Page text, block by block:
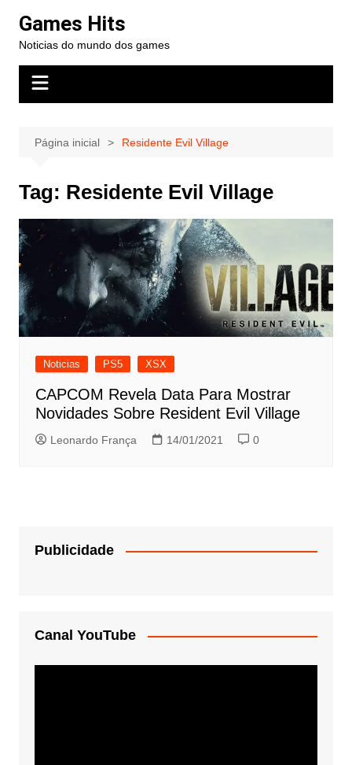
para
conteúdo
Games Hits
Noticias do mundo dos games
Página inicial Residente Evil Village
Tag: Residente Evil Village
Noticias PS5 XSX
CAPCOM Revela Data Para Mostrar
Novidades Sobre Resident Evil Village
Leonardo França 14/01/2021 0
Publicidade
Canal YouTube